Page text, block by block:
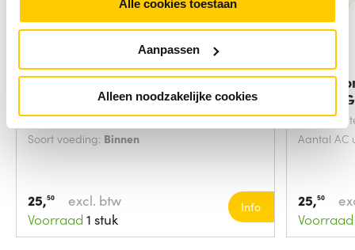
Alle cookies toestaan
Aanpassen
Alleen noodzakelijke cookies
NETGEAR PAV12V25 netvoeding &
Bedoeld voor:WLAN-toegangspunt
Soort voeding: Binnen
25,50
excl. btw
Voorraad 1 stuk
Info
Aantal
25,50
Voorraad